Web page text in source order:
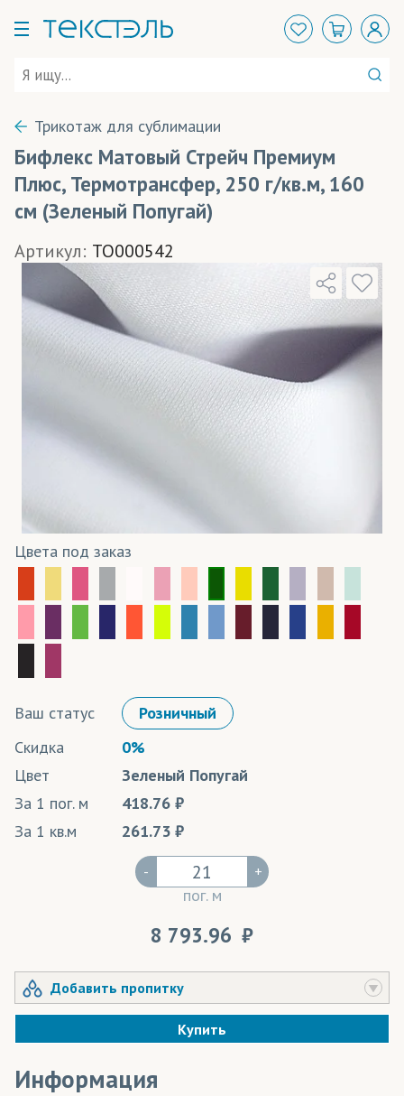
Трикотаж для сублимации
Бифлекс Матовый Стрейч Премиум
Плюс, Термотрансфер, 250 г/кв.м, 160
см (Зеленый Попугай)
Артикул: TO000542
Цвета под заказ
Ваш статус
Розничный
Скидка
0%
Цвет
Зеленый Попугай
За 1 пог. м
418.76
За 1 кв.м
261.73
-
пог. м
+
8 793.96
Добавить пропитку
Купить
Информация